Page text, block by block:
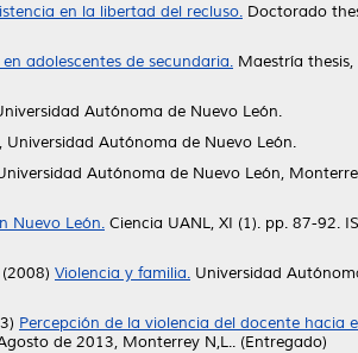
en la libertad del recluso. Doctorado
adolescentes de secundaria. Maestría thesis,
Autónoma de Nuevo León.
Universidad Autónoma de Nuevo León.
Autónoma de Nuevo León,
Nuevo León. Ciencia UANL, XI (1). pp. 87-92.
(2008) Violencia y familia. Universidad
Percepción de la violencia del docente hacia
de 2013, Monterrey N,L.. (Entregado)